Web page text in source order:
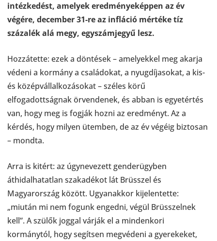
intézkedést, amelyek eredményeképpen az év
végére, december 31-re az infláció mértéke tíz
százalék alá megy, egyszámjegyű lesz.
Hozzátette: ezek a döntések – amelyekkel meg akarja
védeni a kormány a családokat, a nyugdíjasokat, a kis-
és középvállalkozásokat – széles körű
elfogadottságnak örvendenek, és abban is egyetértés
van, hogy meg is fogják hozni az eredményt. Az a
kérdés, hogy milyen ütemben, de az év végéig biztosan
– mondta.
Arra is kitért: az úgynevezett genderügyben
áthidalhatatlan szakadékot lát Brüsszel és
Magyarország között. Ugyanakkor kijelentette:
„miután mi nem fogunk engedni, végül Brüsszelnek
kell”. A szülők joggal várják el a mindenkori
kormánytól, hogy segítsen megvédeni a gyerekeket,